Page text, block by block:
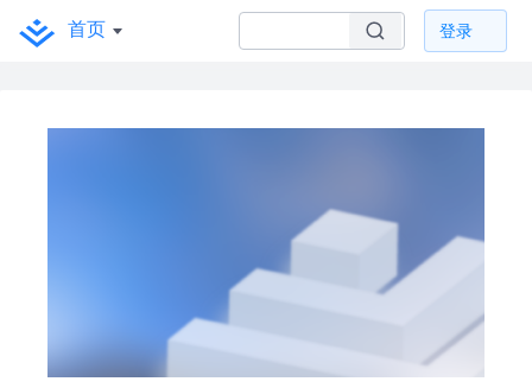
首页 登录